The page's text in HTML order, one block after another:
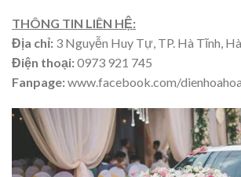
THÔNG TIN LIÊN HỆ:
Địa chỉ: 3 Nguyễn Huy Tự, TP. Hà Tĩnh,
Điện thoại:0973 921 745
Fanpage:www.facebook.com/